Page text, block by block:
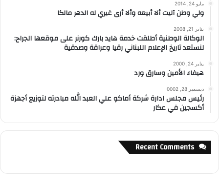
مايو 24, 2014
ولي وطن آليت ألا أبيعه وألا أرى غيري له الدهر مالكا
يناير 21, 2008
الوكالة الوطنية أطلقت خدمة هايد بارك كورنر على موقعها الجراح:
لنستعد تاريخ الإعلام اللبناني رقيا وعراقة وصدقية
يناير 24, 2000
هيفاء الأمين وسارق ورد
ديسمبر 28, 0002
رئيس مجلس ادارة شركة أماكو علي العبد الله مبادرته لتوزيع أجهزة
أكسجين في عكار
Recent Comments